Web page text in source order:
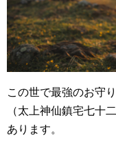
この世で最強のお守
（太上神仙鎮宅七十
あります。